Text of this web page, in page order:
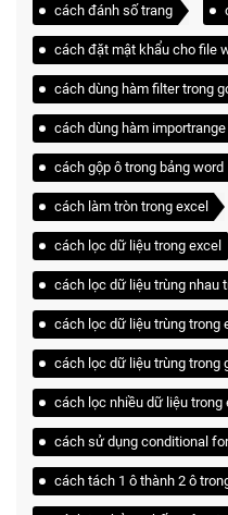
cách đánh số trang
cách đặt mật khẩu cho file
cách dùng hàm filter trong
cách dùng hàm
cách gộp ô trong bảng word
cách làm tròn trong excel
cách lọc dữ liệu trong excel
cách lọc dữ liệu trùng nhau
cách lọc dữ liệu trùng trong
cách lọc dữ liệu trùng trong
cách lọc nhiều dữ liệu trong
cách sử dụng conditional
cách tách 1 ô thành 2 ô